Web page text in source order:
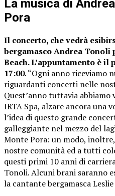
La musica di
Pora
Il concerto, che vedrà
bergamasco Andrea
Beach. L’appuntamento è
17:00. “Ogni anno riceviamo
riguardanti concerti nelle
Quest’anno tuttavia
IRTA Spa, alzare ancora una
l’idea di questo grande
galleggiante nel mezzo del
Monte Pora: un modo,
nostre comunità ed a tutti
questi primi 10 anni di
Tonoli. Alcuni brani saranno
la cantante bergamasca